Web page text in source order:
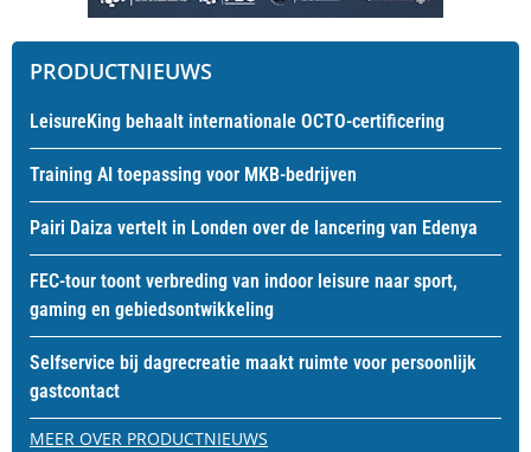
PRODUCTNIEUWS
LeisureKing behaalt internationale OCTO-certificering
Training AI toepassing voor MKB-bedrijven
Pairi Daiza vertelt in Londen over de lancering van Edenya
FEC-tour toont verbreding van indoor leisure naar sport,
gaming en gebiedsontwikkeling
Selfservice bij dagrecreatie maakt ruimte voor persoonlijk
gastcontact
MEER OVER PRODUCTNIEUWS